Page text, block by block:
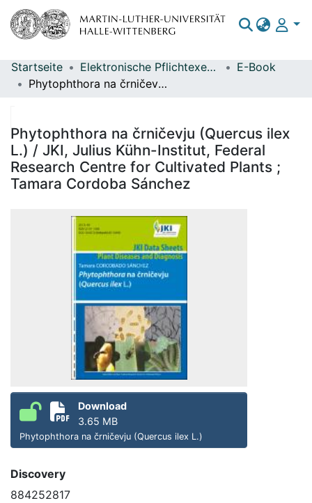
Bereiche & Sammlungen
Statistiken
Startseite Elektronische Pflichtexemplare
E-Book
Phytophthora na črničevju (Quercus ilex L.) / JKI, Julius Kühn-Institut, Federal Research Centre for Cultivated Plants ; Tamara Cordoba Sánchez
Phytophthora na črničevju (Quercus ilex
L.) / JKI, Julius Kühn-Institut, Federal
Research Centre for Cultivated Plants ;
Tamara Cordoba Sánchez
Download
3.65 MB
Phytophthora na črničevju (Quercus ilex L.)
Discovery
884252817